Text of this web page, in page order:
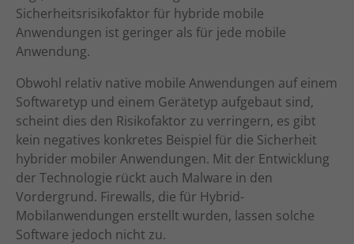
Sicherheitsrisikofaktor für hybride mobile
Anwendungen ist geringer als für jede mobile
Anwendung.
Obwohl relativ native mobile Anwendungen auf einem
Softwaretyp und einem Gerätetyp aufgebaut sind,
scheint dies den Risikofaktor zu verringern, es gibt
kein negatives konkretes Beispiel für die Sicherheit
hybrider mobiler Anwendungen. Mit der Entwicklung
der Technologie rückt auch Malware in den
Vordergrund. Firewalls, die für Hybrid-
Mobilanwendungen erstellt wurden, lassen solche
Software jedoch nicht zu.